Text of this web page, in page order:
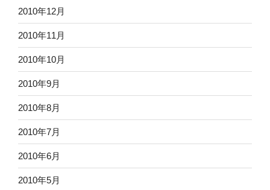
2010年12月
2010年11月
2010年10月
2010年9月
2010年8月
2010年7月
2010年6月
2010年5月